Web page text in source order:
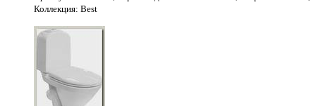
Коллекция: Best